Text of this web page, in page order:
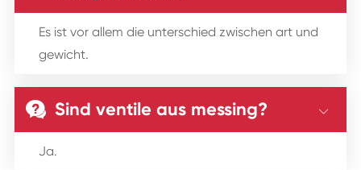
Es ist vor allem die unterschied zwischen art und
gewicht.
 Sind ventile aus messing? 
Ja.